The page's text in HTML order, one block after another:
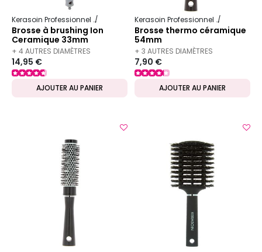
Kerasoin Professionnel Matériel Coiffure Brosse à brushing
Brosse à brushing Ion
Ceramique 33mm
+ 4 AUTRES DIAMÈTRES
DISPONIBLES
14,95 €
AJOUTER AU PANIER
Kerasoin Professionnel
Brosse thermo céramique
54mm
+ 3 AUTRES DIAMÈTRES
DISPONIBLES
7,90 €
AJOUTER AU PANIER